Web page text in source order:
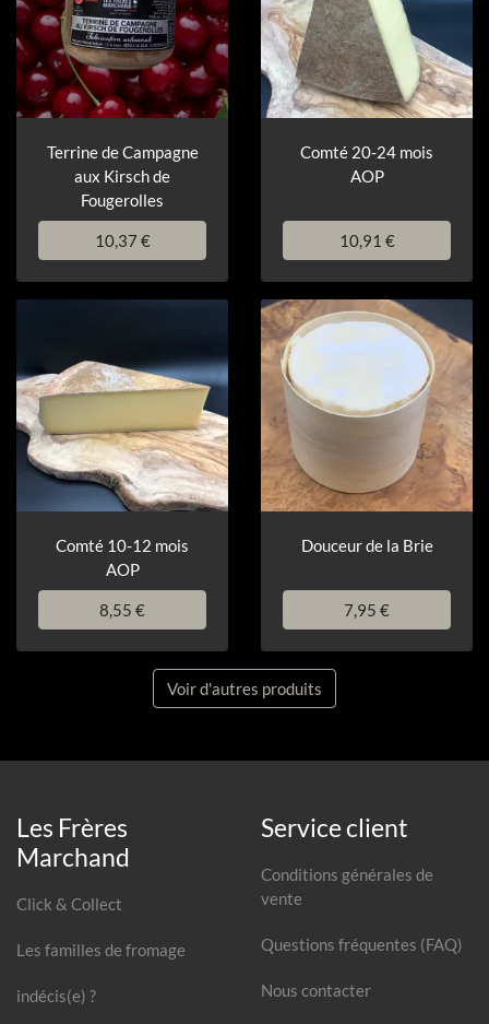
Terrine de Campagne
aux Kirsch de
Fougerolles
10,37 €
Comté 20-24 mois
AOP
10,91 €
Comté 10-12 mois
AOP
8,55 €
Douceur de la Brie
7,95 €
Voir d'autres produits
Les Frères
Marchand
Click & Collect
Les familles de fromage
indécis(e) ?
Service client
Conditions générales de
vente
Questions fréquentes (FAQ)
Nous contacter